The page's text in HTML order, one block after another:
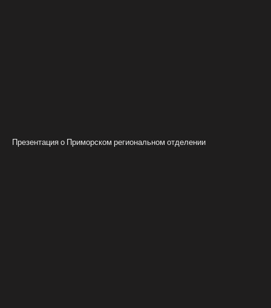
Презентация о Приморском региональном отделении